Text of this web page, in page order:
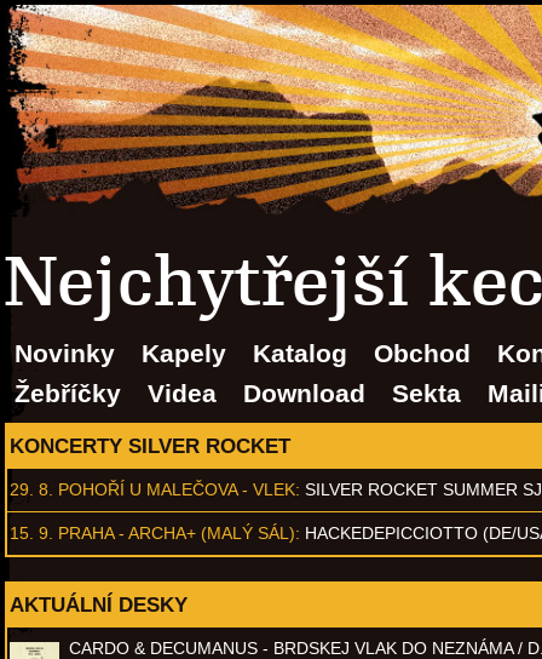
Nejchytřejší
Novinky Kapely Katalog Obchod
Žebříčky
Videa Download Sekta
KONCERTY SILVER ROCKET
29. 8. POHOŘÍ U MALEČOVA - VLEK: SILVER ROCKET SUMMER
15. 9. PRAHA - ARCHA+ (MALÝ SÁL): HACKEDEPICCIOTTO (DE/
AKTUÁLNÍ DESKY
CARDO & DECUMANUS - BRDSKEJ VLAK DO NEZNÁMA /